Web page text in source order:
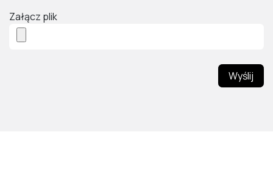
Załącz plik
Wyślij